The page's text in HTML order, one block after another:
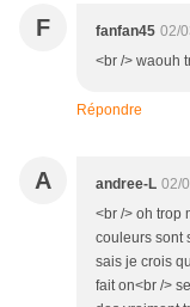
F fanfan45 02/
<br /> waouh
Répondre
A andree-L 02/
<br /> oh trop
couleurs sont
sais je crois
fait on<br />